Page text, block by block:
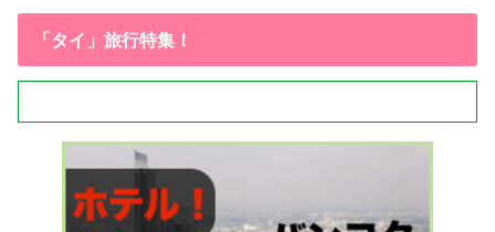
「タイ」旅行特集！